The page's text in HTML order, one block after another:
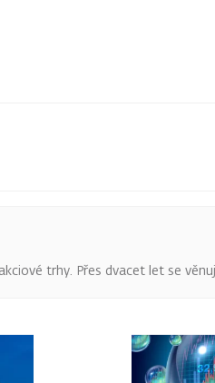
trhy. Přes dvacet let se